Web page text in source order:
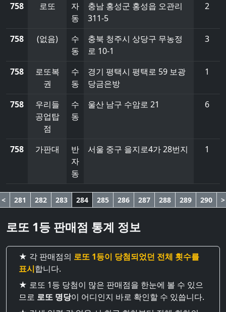
758 로또
자
동
충남 홍성군 홍성읍 오관리
311-5
2
758 (없음)
수
동
충북 청주시 상당구 무농정
로 10-1
3
758
로또복
권
수
동
경기 평택시 평택로 59 보광
당금은방
1
758
우리들
공업탑
점
수
동
울산 남구 수암로 21 6
758 가판대
반
자
동
서울 중구 을지로4가 28번지 1
< 281 282 283 284 285 286 287 288 289 290 >
로또 1등 판매점 통계 정보
★ 각 판매점의 로또 1등이 당첨되었던 전체 횟수를
표시합니다.
★ 로또 1등 당첨이 많은 판매점을 한눈에 볼 수 있으
므로 로또 명당이 어디인지 바로 확인할 수 있씁니다.